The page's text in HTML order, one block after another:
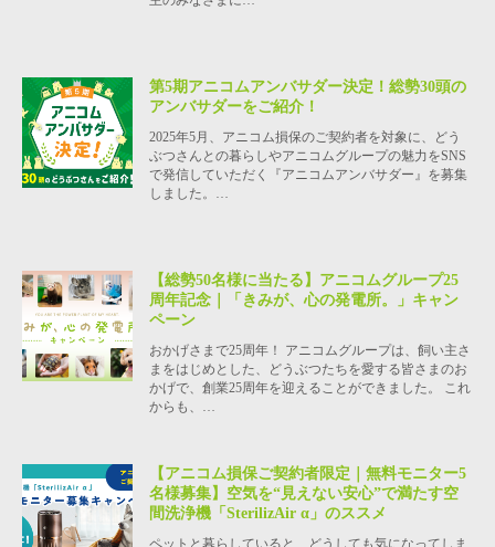
第5期アニコムアンバサダー決定！総勢30頭の
アンバサダーをご紹介！
2025年5月、アニコム損保のご契約者を対象に、どう
ぶつさんとの暮らしやアニコムグループの魅力をSNS
で発信していただく『アニコムアンバサダー』を募集
しました。…
【総勢50名様に当たる】アニコムグループ25
周年記念｜「きみが、心の発電所。」キャン
ペーン
おかげさまで25周年！ アニコムグループは、飼い主さ
まをはじめとした、どうぶつたちを愛する皆さまのお
かげで、創業25周年を迎えることができました。 これ
からも、…
【アニコム損保ご契約者限定｜無料モニター5
名様募集】空気を“見えない安心”で満たす空
間洗浄機「SterilizAir α」のススメ
ペットと暮らしていると、どうしても気になってしま